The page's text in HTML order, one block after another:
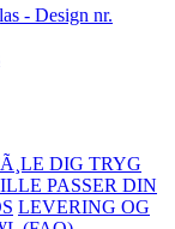
DIG TRYG
PASSER DIN
LEVERING OG